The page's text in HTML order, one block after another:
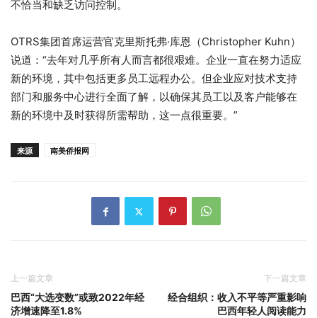
不恰当和缺乏访问控制。
OTRS集团首席运营官克里斯托弗·库恩（Christopher Kuhn）
说道：“去年对几乎所有人而言都很艰难。企业一直在努力适应
新的环境，其中包括更多员工远程办公。但企业应对技术支持
部门和服务中心进行全面了解，以确保其员工以及客户能够在
新的环境中及时获得所需帮助，这一点很重要。”
来源 南美侨报网
上一篇文章
巴西“大选变数”或致2022年经
济增速降至1.8%
下一篇文章
经合组织：收入不平等严重影响
巴西年轻人阅读能力